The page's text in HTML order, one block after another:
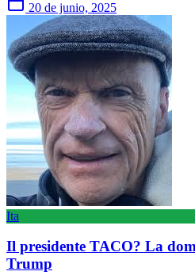
20 de junio, 2025
Ita
Il presidente TACO? La
Trump